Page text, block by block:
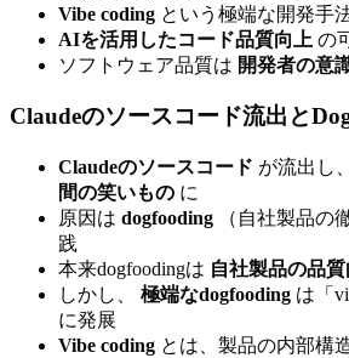
Vibe coding という極端な開発手
AIを活用したコード品質向上 の
ソフトウェア品質は 開発者の意
Claudeのソースコード流出と
Claudeのソースコード が流出し
間の笑いもの に
原因は dogfooding （自社製品の
践
本来dogfoodingは 自社製品の品質
しかし、 極端なdogfooding は「
に発展
Vibe coding とは、製品の内部構